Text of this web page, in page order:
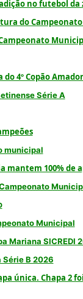
no futebol da
do
4º Copão Amador
Série A
municipal
mantem 100% de
Municipal
Mariana SICREDI
Série B 2026
única. Chapa 2